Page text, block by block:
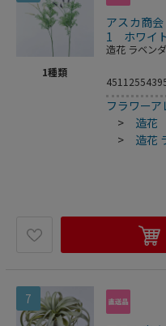
1種類
アスカ商
1 ホワイト
造花 ラベン
フラワー
> 造花
> 造花
7